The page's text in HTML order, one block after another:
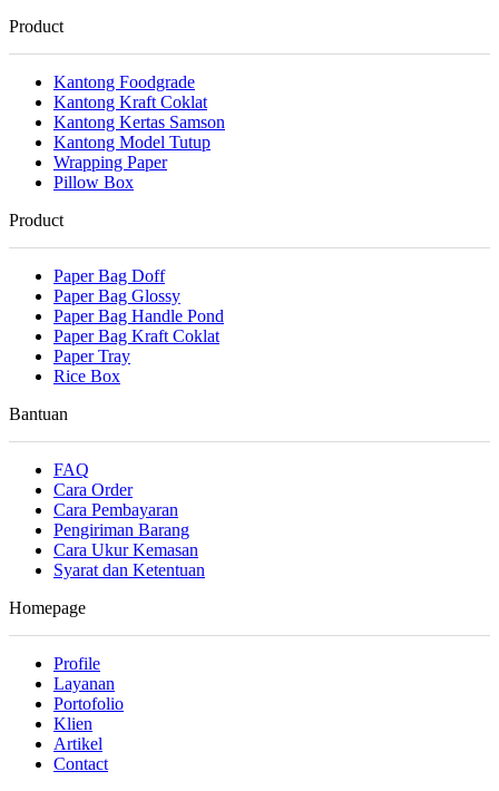
Product
Kantong Foodgrade
Kantong Kraft Coklat
Kantong Kertas Samson
Kantong Model Tutup
Wrapping Paper
Pillow Box
Product
Paper Bag Doff
Paper Bag Glossy
Paper Bag Handle Pond
Paper Bag Kraft Coklat
Paper Tray
Rice Box
Bantuan
FAQ
Cara Order
Cara Pembayaran
Pengiriman Barang
Cara Ukur Kemasan
Syarat dan Ketentuan
Homepage
Profile
Layanan
Portofolio
Klien
Artikel
Contact